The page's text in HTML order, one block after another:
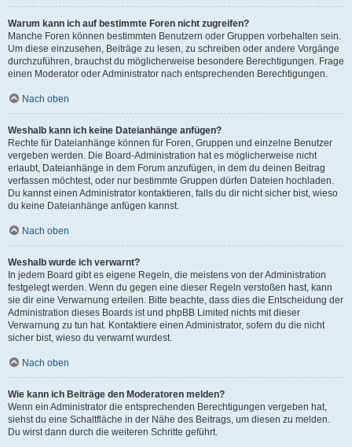
Warum kann ich auf bestimmte Foren nicht zugreifen?
Manche Foren können bestimmten Benutzern oder Gruppen vorbehalten sein.
Um diese einzusehen, Beiträge zu lesen, zu schreiben oder andere Vorgänge
durchzuführen, brauchst du möglicherweise besondere Berechtigungen. Frage
einen Moderator oder Administrator nach entsprechenden Berechtigungen.
Nach oben
Weshalb kann ich keine Dateianhänge anfügen?
Rechte für Dateianhänge können für Foren, Gruppen und einzelne Benutzer
vergeben werden. Die Board-Administration hat es möglicherweise nicht
erlaubt, Dateianhänge in dem Forum anzufügen, in dem du deinen Beitrag
verfassen möchtest, oder nur bestimmte Gruppen dürfen Dateien hochladen.
Du kannst einen Administrator kontaktieren, falls du dir nicht sicher bist, wieso
du keine Dateianhänge anfügen kannst.
Nach oben
Weshalb wurde ich verwarnt?
In jedem Board gibt es eigene Regeln, die meistens von der Administration
festgelegt werden. Wenn du gegen eine dieser Regeln verstoßen hast, kann
sie dir eine Verwarnung erteilen. Bitte beachte, dass dies die Entscheidung der
Administration dieses Boards ist und phpBB Limited nichts mit dieser
Verwarnung zu tun hat. Kontaktiere einen Administrator, sofern du die nicht
sicher bist, wieso du verwarnt wurdest.
Nach oben
Wie kann ich Beiträge den Moderatoren melden?
Wenn ein Administrator die entsprechenden Berechtigungen vergeben hat,
siehst du eine Schaltfläche in der Nähe des Beitrags, um diesen zu melden.
Du wirst dann durch die weiteren Schritte geführt.